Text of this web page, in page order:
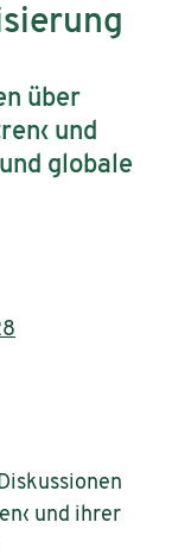
über
und
globale
und ihrer